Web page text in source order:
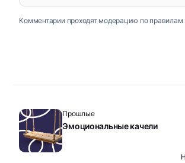
Комментарии проходят модерацию по правилам
Прошлые
Эмоциональные качели